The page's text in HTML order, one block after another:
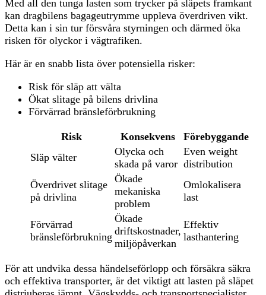
Med all den tunga lasten som trycker på släpets framkant
kan dragbilens bagageutrymme uppleva överdriven vikt.
Detta kan i sin tur försvåra styrningen och därmed öka
risken för olyckor i vägtrafiken.
Här är en snabb lista över potensiella risker:
Risk för släp att välta
Ökat slitage på bilens drivlina
Förvärrad bränsleförbrukning
Risk Konsekvens
Förebyggande
Släp välter
Olycka och
skada på varor
Even weight
distribution
Överdrivet slitage
på drivlina
Ökade
mekaniska
problem
Omlokalisera
last
Förvärrad
bränsleförbrukning
Ökade
driftskostnader,
miljöpåverkan
Effektiv
lasthantering
För att undvika dessa händelseförlopp och försäkra säkra
och effektiva transporter, är det viktigt att lasten på släpet